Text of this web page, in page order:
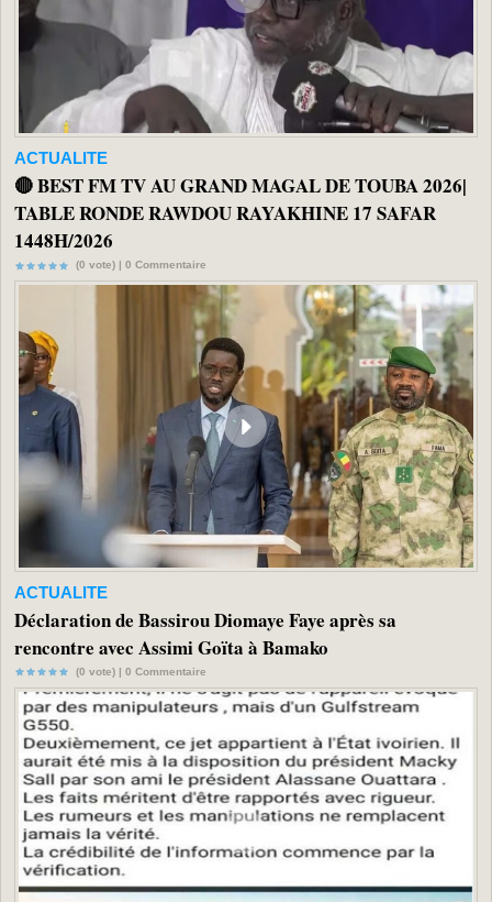
ACTUALITE
🔴 BEST FM TV AU GRAND MAGAL DE TOUBA 2026|
TABLE RONDE RAWDOU RAYAKHINE 17 SAFAR
1448H/2026
(0 vote) | 0 Commentaire
ACTUALITE
Déclaration de Bassirou Diomaye Faye après sa
rencontre avec Assimi Goïta à Bamako
(0 vote) | 0 Commentaire